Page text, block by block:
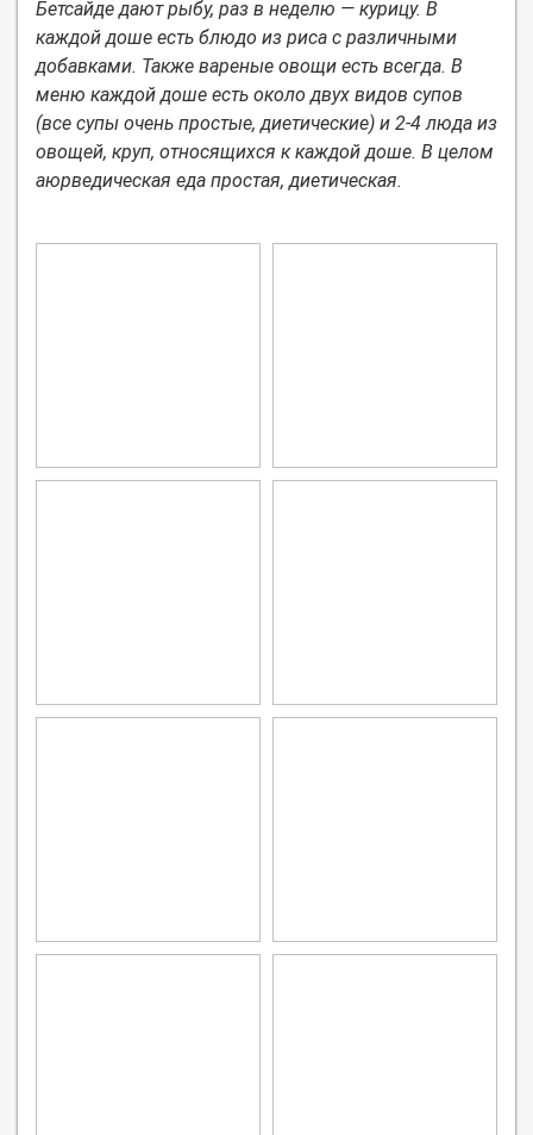
Бетсайде дают рыбу, раз в неделю — курицу. В
каждой доше есть блюдо из риса с различными
добавками. Также вареные овощи есть всегда. В
меню каждой доше есть около двух видов супов
(все супы очень простые, диетические) и 2-4 люда из
овощей, круп, относящихся к каждой доше. В целом
аюрведическая еда простая, диетическая.